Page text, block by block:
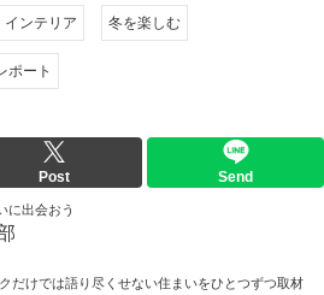
インテリア 冬を楽しむ
ポート
Post Send
に出会おう
だけでは語り尽くせない住まいをひとつずつ取材